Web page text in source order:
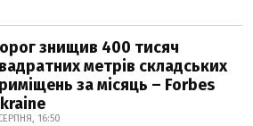
знищив 400 тисяч
метрів складських
за місяць – Forbes
16:50